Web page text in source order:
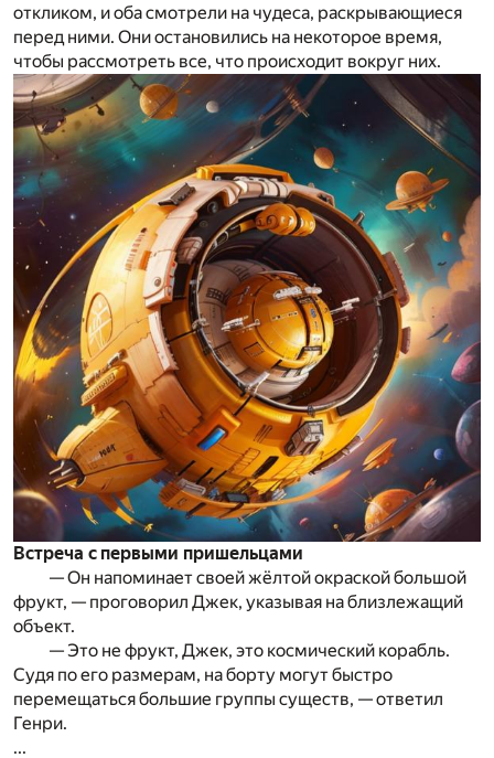
откликом, и оба смотрели на чудеса, раскрывающиеся
перед ними. Они остановились на некоторое время,
чтобы рассмотреть все, что происходит вокруг них.
Встреча с первыми пришельцами
— Он напоминает своей жёлтой окраской большой
фрукт, — проговорил Джек, указывая на близлежащий
объект.
— Это не фрукт, Джек, это космический корабль.
Судя по его размерам, на борту могут быстро
перемещаться большие группы существ, — ответил
Генри.
...